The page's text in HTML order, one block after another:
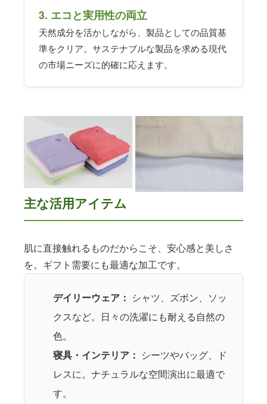
3. エコと実用性の両立
天然成分を活かしながら、製品としての品質基
準をクリア。サステナブルな製品を求める現代
の市場ニーズに的確に応えます。
主な活用アイテム
肌に直接触れるものだからこそ、安心感と美しさ
を。ギフト需要にも最適な加工です。
デイリーウェア： シャツ、ズボン、ソッ
クスなど。日々の洗濯にも耐える自然の
色。
寝具・インテリア： シーツやバッグ、ド
レスに。ナチュラルな空間演出に最適で
す。